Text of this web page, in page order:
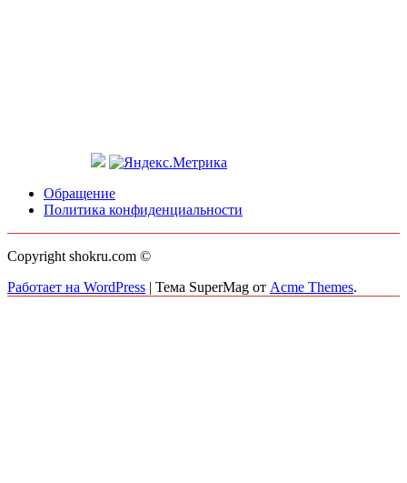
Обращение
Политика конфиденциальности
Copyright shokru.com ©
Работает на WordPress | Тема SuperMag от Acme Themes.